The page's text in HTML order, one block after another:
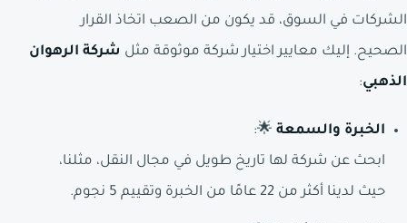
الشركات في السوق، قد يكون من الصعب اتخاذ القرار
الصحيح. إليك معايير اختيار شركة موثوقة مثل شركة الرهوان
الذهبي:
الخبرة والسمعة🌟:
ابحث عن شركة لها تاريخ طويل في مجال النقل، مثلنا،
حيث لدينا أكثر من 22 عامًا من الخبرة وتقييم 5 نجوم.